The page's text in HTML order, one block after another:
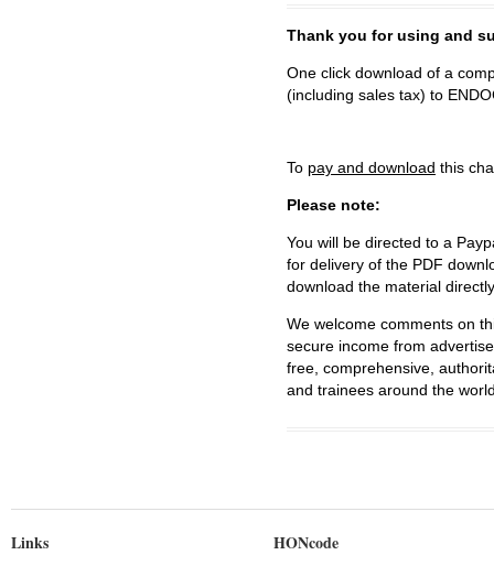
Thank you for using and
One click download of a
(including sales tax) to
To pay and download this
Please note:
You will be directed to a
for delivery of the PDF
download the material
We welcome comments on
secure income from
free, comprehensive,
and trainees around the
Links HONcode